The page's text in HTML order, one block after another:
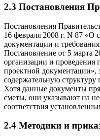
2.3 Постановления
Постановления
16 февраля 2008 г. N 87 «О
документации и
Постановление от 5 марта
организации и проведения
проектной документации»,
содержательную
Хотя данные документы
сметы, они указывают на
соответствия
2.4 Методики и